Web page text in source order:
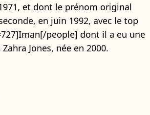
et dont le prénom original
en juin 1992, avec le top
people] dont il a eu une
Jones, née en 2000.